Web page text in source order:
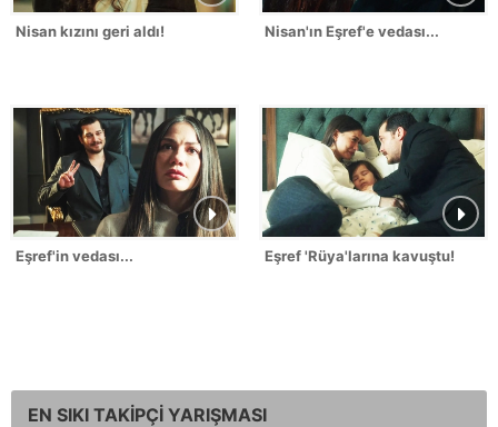
Nisan kızını geri aldı! Nisan'ın Eşref'e vedası...
Eşref'in vedası... Eşref 'Rüya'larına kavuştu!
EN SIKI TAKİPÇİ YARIŞMASI